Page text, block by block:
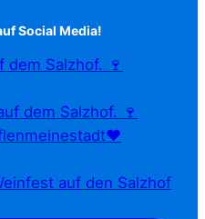
Social Media!
Salzhof. 🍷
auf den Salzhof